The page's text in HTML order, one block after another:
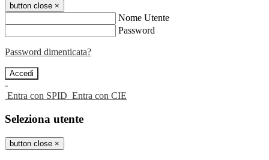
button close ×
Nome Utente
Password
Password dimenticata?
-
Entra con SPID Entra con CIE
Seleziona utente
button close ×